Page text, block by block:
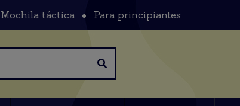
Mochila táctica Para principiantes